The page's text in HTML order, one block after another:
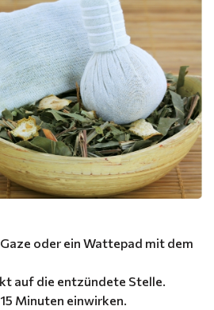
oder ein Wattepad mit dem
auf die entzündete Stelle.
Minuten einwirken.